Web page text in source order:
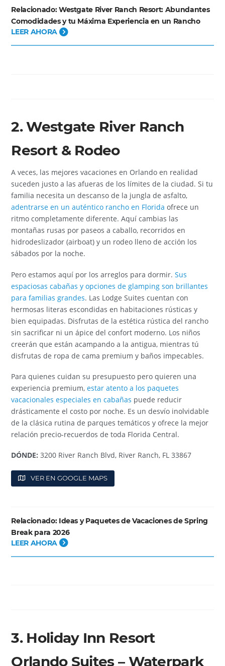
Relacionado:Westgate River Ranch Resort: Abundantes
Comodidades y tu Máxima Experiencia en un Rancho
LEER AHORA
2. Westgate River Ranch
Resort & Rodeo
A veces, las mejores vacaciones en Orlando en realidad
suceden justo a las afueras de los límites de la ciudad. Si tu
familia necesita un descanso de la jungla de asfalto,
adentrarse en un auténtico rancho en Florida ofrece un
ritmo completamente diferente. Aquí cambias las
montañas rusas por paseos a caballo, recorridos en
hidrodeslizador (airboat) y un rodeo lleno de acción los
sábados por la noche.
Pero estamos aquí por los arreglos para dormir.Sus
espaciosas cabañas y opciones de glamping son brillantes
para familias grandes. Las Lodge Suites cuentan con
hermosas literas escondidas en habitaciones rústicas y
bien equipadas. Disfrutas de la estética rústica del rancho
sin sacrificar ni un ápice del confort moderno. Los niños
creerán que están acampando a la antigua, mientras tú
disfrutas de ropa de cama premium y baños impecables.
Para quienes cuidan su presupuesto pero quieren una
experiencia premium,estar atento a los paquetes
vacacionales especiales en cabañas puede reducir
drásticamente el costo por noche. Es un desvío inolvidable
de la clásica rutina de parques temáticos y ofrece la mejor
relación precio-recuerdos de toda Florida Central.
DÓNDE: 3200 River Ranch Blvd, River Ranch, FL 33867
VER EN GOOGLE MAPS
Relacionado:Ideas y Paquetes de Vacaciones de Spring
Break para 2026
LEER AHORA
3. Holiday Inn Resort
Orlando Suites – Waterpark